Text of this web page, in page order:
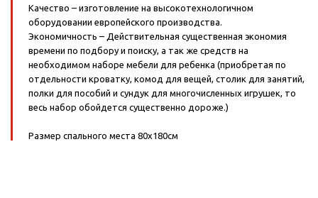
Качество – изготовление на высокотехнологичном
оборудовании европейского производства.
Экономичность – Действительная существенная экономия
времени по подбору и поиску, а так же средств на
необходимом наборе мебели для ребенка (приобретая по
отдельности кроватку, комод для вещей, столик для занятий,
полки для пособий и сундук для многочисленных игрушек, то
весь набор обойдется существенно дороже.)
Размер спального места 80х180см